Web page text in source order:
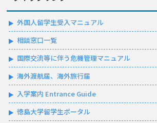
外国人留学生受入マニュアル
相談窓口一覧
国際交流等に伴う危機管理マニュアル
海外渡航届、海外旅行届
入学案内 Entrance Guide
徳島大学留学生ポータル